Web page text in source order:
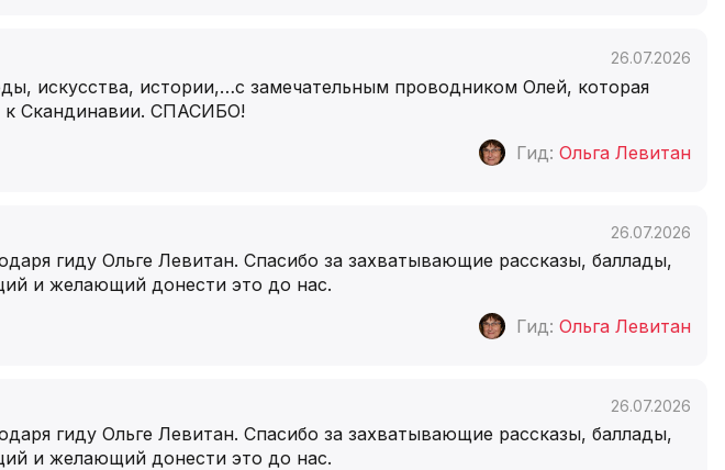
26.07.2026
искусства, истории,…с замечательным проводником Олей, которая
к Скандинавии. СПАСИБО!
Гид: Ольга Левитан
26.07.2026
гиду Ольге Левитан. Спасибо за захватывающие рассказы, баллады,
и желающий донести это до нас.
Гид: Ольга Левитан
26.07.2026
гиду Ольге Левитан. Спасибо за захватывающие рассказы, баллады,
и желающий донести это до нас.